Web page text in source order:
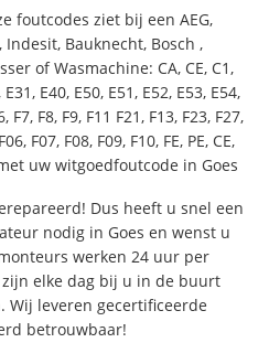
foutcodes ziet bij een AEG,
Indesit, Bauknecht, Bosch ,
of Wasmachine: CA, CE, C1,
E31, E40, E50, E51, E52, E53, E54,
F7, F8, F9, F11 F21, F13, F23, F27,
F07, F08, F09, F10, FE, PE, CE,
uw witgoedfoutcode in Goes
Dus heeft u snel een
nodig in Goes en wenst u
werken 24 uur per
elke dag bij u in de buurt
Wij leveren gecertificeerde
betrouwbaar!